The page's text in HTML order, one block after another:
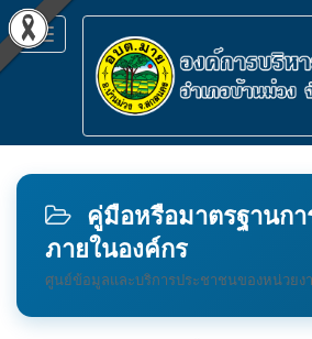
Toggle
navigation
คู่มือหรือมาตรฐานก
ภายในองค์กร
ศูนย์ข้อมูลและบริการประชาชนของหน่วยง